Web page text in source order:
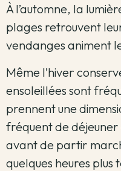
À l’automne, la
plages retrouvent
vendanges animent
Même l’hiver
ensoleillées sont
prennent une
fréquent de
avant de partir
quelques heures plus